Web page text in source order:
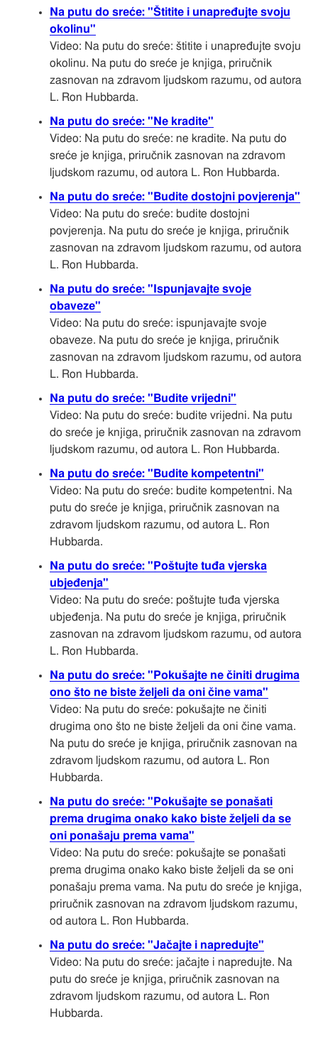
Na putu do sreće: "Štitite i unapređujte svoju
okolinu"
Video: Na putu do sreće: štitite i unapređujte svoju
okolinu. Na putu do sreće je knjiga, priručnik
zasnovan na zdravom ljudskom razumu, od autora
L. Ron Hubbarda.
Na putu do sreće: "Ne kradite"
Video: Na putu do sreće: ne kradite. Na putu do
sreće je knjiga, priručnik zasnovan na zdravom
ljudskom razumu, od autora L. Ron Hubbarda.
Na putu do sreće: "Budite dostojni povjerenja"
Video: Na putu do sreće: budite dostojni
povjerenja. Na putu do sreće je knjiga, priručnik
zasnovan na zdravom ljudskom razumu, od autora
L. Ron Hubbarda.
Na putu do sreće: "Ispunjavajte svoje
obaveze"
Video: Na putu do sreće: ispunjavajte svoje
obaveze. Na putu do sreće je knjiga, priručnik
zasnovan na zdravom ljudskom razumu, od autora
L. Ron Hubbarda.
Na putu do sreće: "Budite vrijedni"
Video: Na putu do sreće: budite vrijedni. Na putu
do sreće je knjiga, priručnik zasnovan na zdravom
ljudskom razumu, od autora L. Ron Hubbarda.
Na putu do sreće: "Budite kompetentni"
Video: Na putu do sreće: budite kompetentni. Na
putu do sreće je knjiga, priručnik zasnovan na
zdravom ljudskom razumu, od autora L. Ron
Hubbarda.
Na putu do sreće: "Poštujte tuđa vjerska
ubjeđenja"
Video: Na putu do sreće: poštujte tuđa vjerska
ubjeđenja. Na putu do sreće je knjiga, priručnik
zasnovan na zdravom ljudskom razumu, od autora
L. Ron Hubbarda.
Na putu do sreće: "Pokušajte ne činiti drugima
ono što ne biste željeli da oni čine vama"
Video: Na putu do sreće: pokušajte ne činiti
drugima ono što ne biste željeli da oni čine vama.
Na putu do sreće je knjiga, priručnik zasnovan na
zdravom ljudskom razumu, od autora L. Ron
Hubbarda.
Na putu do sreće: "Pokušajte se ponašati
prema drugima onako kako biste željeli da se
oni ponašaju prema vama"
Video: Na putu do sreće: pokušajte se ponašati
prema drugima onako kako biste željeli da se oni
ponašaju prema vama. Na putu do sreće je knjiga,
priručnik zasnovan na zdravom ljudskom razumu,
od autora L. Ron Hubbarda.
Na putu do sreće: "Jačajte i napredujte"
Video: Na putu do sreće: jačajte i napredujte. Na
putu do sreće je knjiga, priručnik zasnovan na
zdravom ljudskom razumu, od autora L. Ron
Hubbarda.